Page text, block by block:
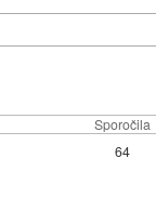
Sporočila
64